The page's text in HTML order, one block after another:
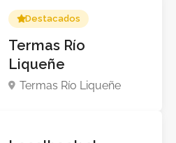
Destacados
Termas Río
Liqueñe
Termas Río Liqueñe